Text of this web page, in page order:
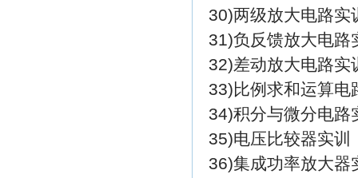
30)两级放大电路实
31)负反馈放大电路
32)差动放大电路实
33)比例求和运算电
34)积分与微分电路
35)电压比较器实训
36)集成功率放大器